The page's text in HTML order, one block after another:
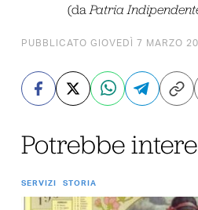
(da Patria
PUBBLICATO GIOVEDÌ 7 MARZO
Potrebbe
SERVIZI STORIA